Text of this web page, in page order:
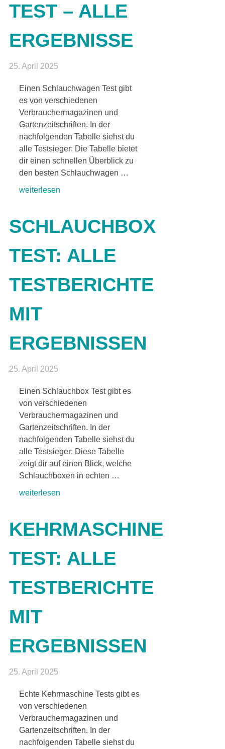
TEST – ALLE
ERGEBNISSE
25. April 2025
Einen Schlauchwagen Test gibt
es von verschiedenen
Verbrauchermagazinen und
Gartenzeitschriften. In der
nachfolgenden Tabelle siehst du
alle Testsieger: Die Tabelle bietet
dir einen schnellen Überblick zu
den besten Schlauchwagen …
weiterlesen
SCHLAUCHBOX
TEST: ALLE
TESTBERICHTE
MIT
ERGEBNISSEN
25. April 2025
Einen Schlauchbox Test gibt es
von verschiedenen
Verbrauchermagazinen und
Gartenzeitschriften. In der
nachfolgenden Tabelle siehst du
alle Testsieger: Diese Tabelle
zeigt dir auf einen Blick, welche
Schlauchboxen in echten …
weiterlesen
KEHRMASCHINE
TEST: ALLE
TESTBERICHTE
MIT
ERGEBNISSEN
25. April 2025
Echte Kehrmaschine Tests gibt es
von verschiedenen
Verbrauchermagazinen und
Gartenzeitschriften. In der
nachfolgenden Tabelle siehst du